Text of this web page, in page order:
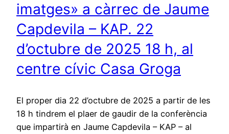
imatges» a càrrec de Jaume
Capdevila – KAP. 22
d’octubre de 2025 18 h, al
centre cívic Casa Groga
El proper dia 22 d’octubre de 2025 a partir de les
18 h tindrem el plaer de gaudir de la conferència
que impartirà en Jaume Capdevila – KAP – al